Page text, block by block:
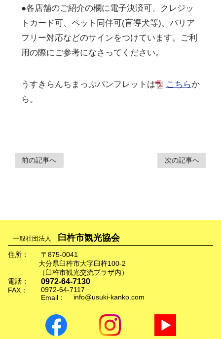
●各店舗のご紹介の欄に電子決済可、クレジッ
トカード可、ペット同伴可(盲導犬等)、バリア
フリー対応などのサインをつけています。ご利
用の際にご参考になさってください。
うすきらんちまっぷパンフレットは こちらか
ら。
前の記事へ 次の記事へ
一般社団法人 臼杵市観光協会
住所：
〒875-0041
大分県臼杵市大字臼杵100-2
（臼杵市観光交流プラザ内）
電話：
0972-64-7130
FAX：
0972-64-7117
Email：
info@usuki-kanko.com